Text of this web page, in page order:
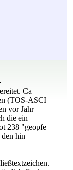
Ca
(TOS-ASCI
vor Jahr
die ein
238 "geopfe
hin